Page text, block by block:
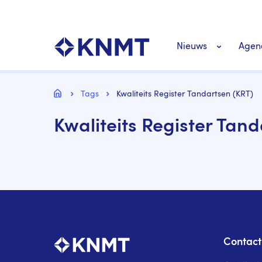
Nieuws
Richtlijnen
Kruimelpad
HomeTags Kwaliteits Register Tandartsen (KRT)
Kwaliteits Register
Contact